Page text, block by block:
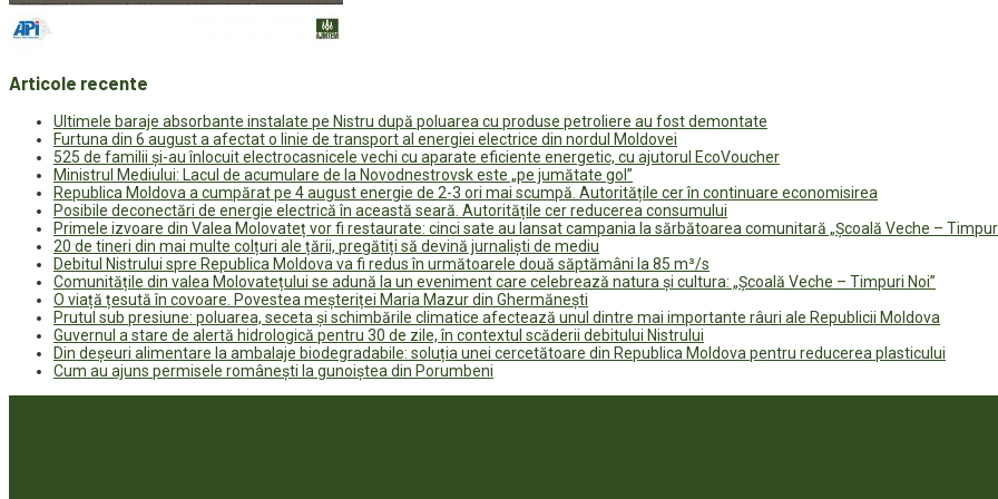
Articole recente
Ultimele baraje absorbante instalate pe Nistru după poluarea cu produse petroliere au fost demontate
Furtuna din 6 august a afectat o linie de transport al energiei electrice din nordul Moldovei
525 de familii și-au înlocuit electrocasnicele vechi cu aparate eficiente energetic, cu ajutorul EcoVoucher
Ministrul Mediului: Lacul de acumulare de la Novodnestrovsk este „pe jumătate gol”
Republica Moldova a cumpărat pe 4 august energie de 2-3 ori mai scumpă. Autoritățile cer în continuare economisirea
Posibile deconectări de energie electrică în această seară. Autoritățile cer reducerea consumului
Primele izvoare din Valea Molovateț vor fi restaurate: cinci sate au lansat campania la sărbătoarea comunitară „Școală Veche –
20 de tineri din mai multe colțuri ale țării, pregătiți să devină jurnaliști de mediu
Debitul Nistrului spre Republica Moldova va fi redus în următoarele două săptămâni la 85 m³/s
Comunitățile din valea Molovatețului se adună la un eveniment care celebrează natura și cultura: „Școală Veche – Timpuri Noi”
O viață țesută în covoare. Povestea meșteriței Maria Mazur din Ghermănești
Prutul sub presiune: poluarea, seceta și schimbările climatice afectează unul dintre mai importante râuri ale Republicii Moldova
Guvernul a stare de alertă hidrologică pentru 30 de zile, în contextul scăderii debitului Nistrului
Din deșeuri alimentare la ambalaje biodegradabile: soluția unei cercetătoare din Republica Moldova pentru reducerea plasticului
Cum au ajuns permisele românești la gunoiștea din Porumbeni